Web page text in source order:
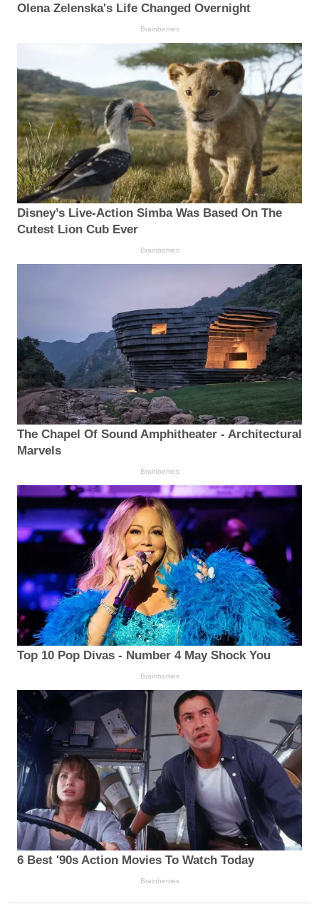
Olena Zelenska's Life Changed Overnight
Brainberries
Disney’s Live-Action Simba Was Based On The
Cutest Lion Cub Ever
Brainberries
The Chapel Of Sound Amphitheater - Architectural
Marvels
Brainberries
Top 10 Pop Divas - Number 4 May Shock You
Brainberries
6 Best '90s Action Movies To Watch Today
Brainberries